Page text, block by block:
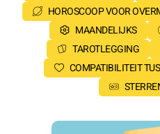
HOROSCOOP VOOR
MAANDELIJKS
TAROTLEGGING
COMPATIBILITEIT